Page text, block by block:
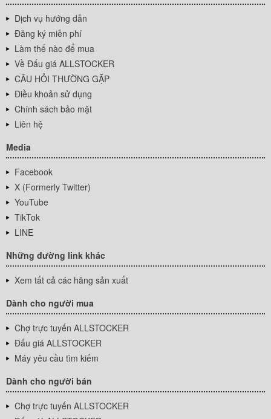
Dịch vụ hướng dẫn
Đăng ký miễn phí
Làm thế nào để mua
Về Đấu giá ALLSTOCKER
CÂU HỎI THƯỜNG GẶP
Điều khoản sử dụng
Chính sách bảo mật
Liên hệ
Media
Facebook
X (Formerly Twitter)
YouTube
TikTok
LINE
Những đường link khác
Xem tất cả các hãng sản xuất
Dành cho người mua
Chợ trực tuyến ALLSTOCKER
Đấu giá ALLSTOCKER
Máy yêu cầu tìm kiếm
Dành cho người bán
Chợ trực tuyến ALLSTOCKER